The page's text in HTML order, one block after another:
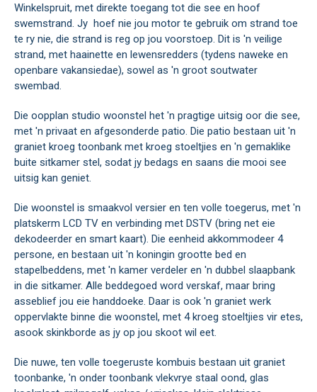
Winkelspruit, met direkte toegang tot die see en hoof
swemstrand. Jy hoef nie jou motor te gebruik om strand toe
te ry nie, die strand is reg op jou voorstoep. Dit is 'n veilige
strand, met haainette en lewensredders (tydens naweke en
openbare vakansiedae), sowel as 'n groot soutwater
swembad.
Die oopplan studio woonstel het 'n pragtige uitsig oor die see,
met 'n privaat en afgesonderde patio. Die patio bestaan uit 'n
graniet kroeg toonbank met kroeg stoeltjies en 'n gemaklike
buite sitkamer stel, sodat jy bedags en saans die mooi see
uitsig kan geniet.
Die woonstel is smaakvol versier en ten volle toegerus, met 'n
platskerm LCD TV en verbinding met DSTV (bring net eie
dekodeerder en smart kaart). Die eenheid akkommodeer 4
persone, en bestaan uit 'n koningin grootte bed en
stapelbeddens, met 'n kamer verdeler en 'n dubbel slaapbank
in die sitkamer. Alle beddegoed word verskaf, maar bring
asseblief jou eie handdoeke. Daar is ook 'n graniet werk
oppervlakte binne die woonstel, met 4 kroeg stoeltjies vir etes,
asook skinkborde as jy op jou skoot wil eet.
Die nuwe, ten volle toegeruste kombuis bestaan uit graniet
toonbanke, 'n onder toonbank vlekvrye staal oond, glas